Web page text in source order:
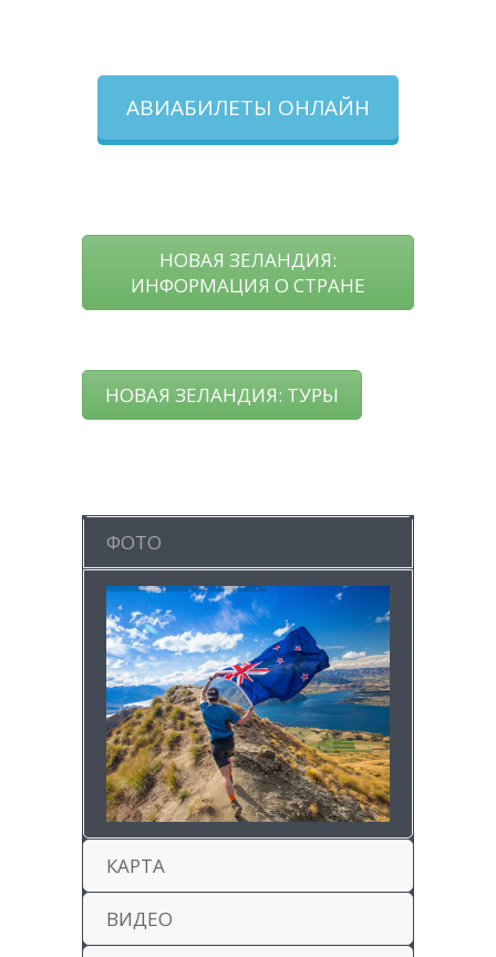
АВИАБИЛЕТЫ ОНЛАЙН
НОВАЯ ЗЕЛАНДИЯ:
ИНФОРМАЦИЯ О СТРАНЕ
НОВАЯ ЗЕЛАНДИЯ: ТУРЫ
ФОТО
КАРТА
ВИДЕО